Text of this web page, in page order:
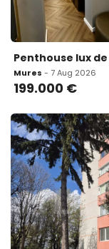
Mures - 7 Aug 2026
199.000 €